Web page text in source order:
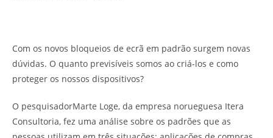
Com os novos bloqueios de ecrã em padrão surgem novas
dúvidas. O quanto previsíveis somos ao criá-los e como
proteger os nossos dispositivos?
O pesquisadorMarte Loge, da empresa norueguesa Itera
Consultoria, fez uma análise sobre os padrões que as